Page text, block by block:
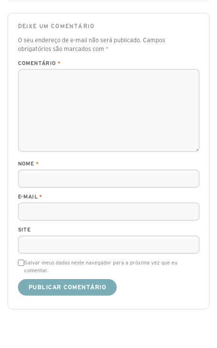
DEIXE UM COMENTÁRIO
O seu endereço de e-mail não será publicado. Campos
obrigatórios são marcados com *
COMENTÁRIO *
NOME *
E-MAIL*
SITE
Salvar meus dados neste navegador para a próxima vez que eu
comentar.